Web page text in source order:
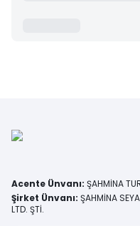
Acente Ünvanı: ŞAHMİNA
Şirket Ünvanı: ŞAHMİNA
LTD. ŞTİ.